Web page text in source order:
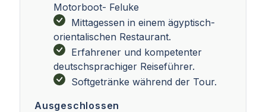
Motorboot- Feluke
Mittagessen in einem ägyptisch-
orientalischen Restaurant.
Erfahrener und kompetenter
deutschsprachiger Reiseführer.
Softgetränke während der Tour.
Ausgeschlossen